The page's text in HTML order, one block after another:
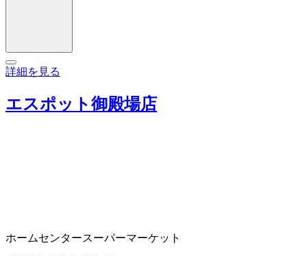
詳細を見る
エスポット御殿場店
ホームセンタースーパーマーケット